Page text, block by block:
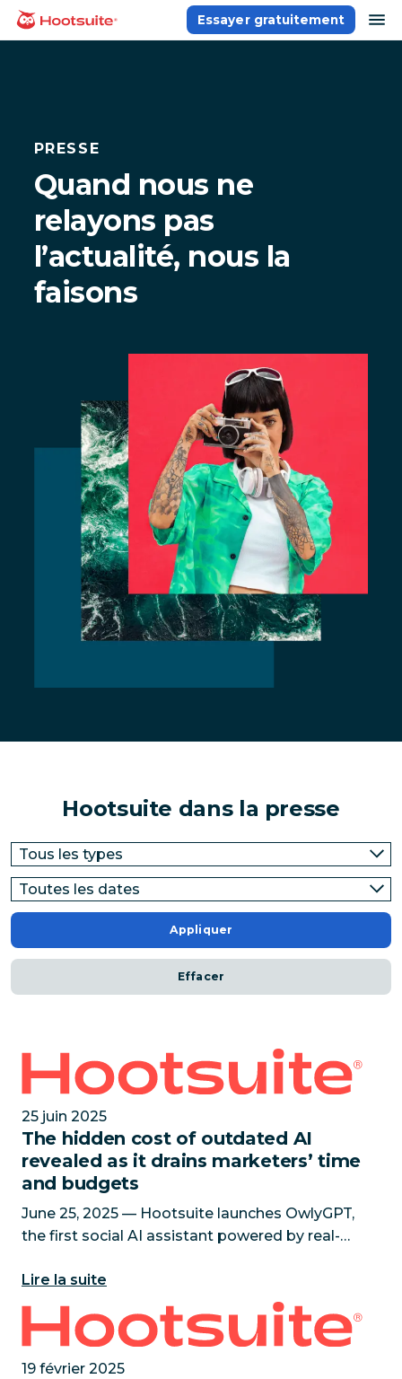
Aller
Accueil
Essayer gratuitement
PRESSE
Quand nous ne
relayons pas
l’actualité, nous la
faisons
Hootsuite dans la presse
Appliquer
Effacer
The hidden cost of outdated AI revealed as it
25 juin 2025
The hidden cost of outdated AI
revealed as it drains marketers’ time
and budgets
June 25, 2025 — Hootsuite launches OwlyGPT,
the first social AI assistant powered by real-
outdated AI tools can’t Research reveals 88%
of senior marketin
Lire la suite
Hootsuite Dominates G2's 2025 Best Software
19 février 2025